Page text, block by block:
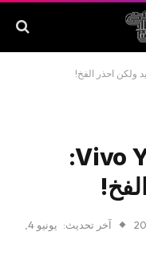
سعر و مواصفات Vivo Y04:
آخر تحديث: